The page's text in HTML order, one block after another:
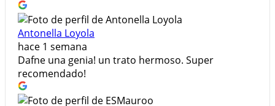
Antonella Loyola
hace 1 semana
Dafne una genia! un trato hermoso. Super
recomendado!